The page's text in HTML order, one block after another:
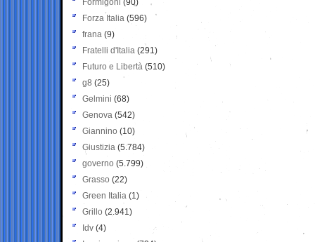
Formigoni (90)
Forza Italia (596)
frana (9)
Fratelli d'Italia (291)
Futuro e Libertà (510)
g8 (25)
Gelmini (68)
Genova (542)
Giannino (10)
Giustizia (5.784)
governo (5.799)
Grasso (22)
Green Italia (1)
Grillo (2.941)
Idv (4)